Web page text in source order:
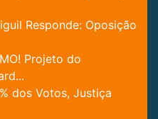
Responde: Oposição
Projeto do
dos Votos, Justiça